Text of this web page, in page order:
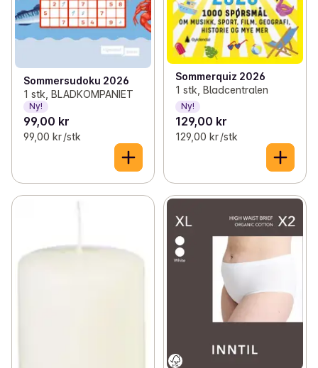
Sommersudoku 2026
1 stk, BLADKOMPANIET
Ny!
99,00 kr
99,00 kr /stk
Sommerquiz 2026
1 stk, Bladcentralen
Ny!
129,00 kr
129,00 kr /stk